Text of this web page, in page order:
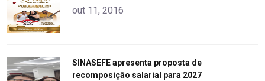
alt="product">
out 11, 2016
alt="product">
SINASEFE apresenta proposta de
recomposição salarial para 2027